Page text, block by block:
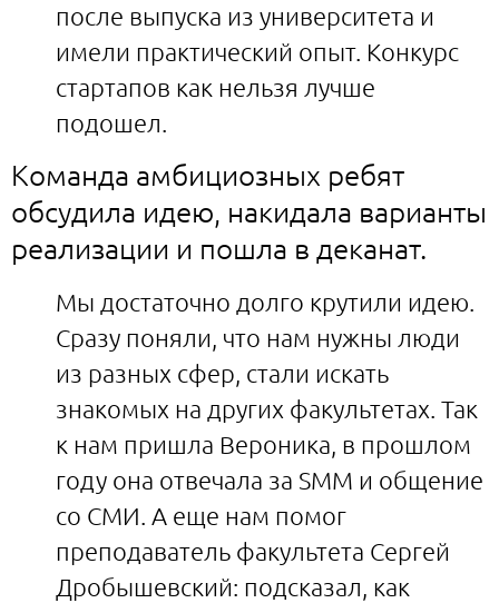
после выпуска из университета и
имели практический опыт. Конкурс
стартапов как нельзя лучше
подошел.
Команда амбициозных ребят
обсудила идею, накидала варианты
реализации и пошла в деканат.
Мы достаточно долго крутили идею.
Сразу поняли, что нам нужны люди
из разных сфер, стали искать
знакомых на других факультетах. Так
к нам пришла Вероника, в прошлом
году она отвечала за SMM и общение
со СМИ. А еще нам помог
преподаватель факультета Сергей
Дробышевский: подсказал, как